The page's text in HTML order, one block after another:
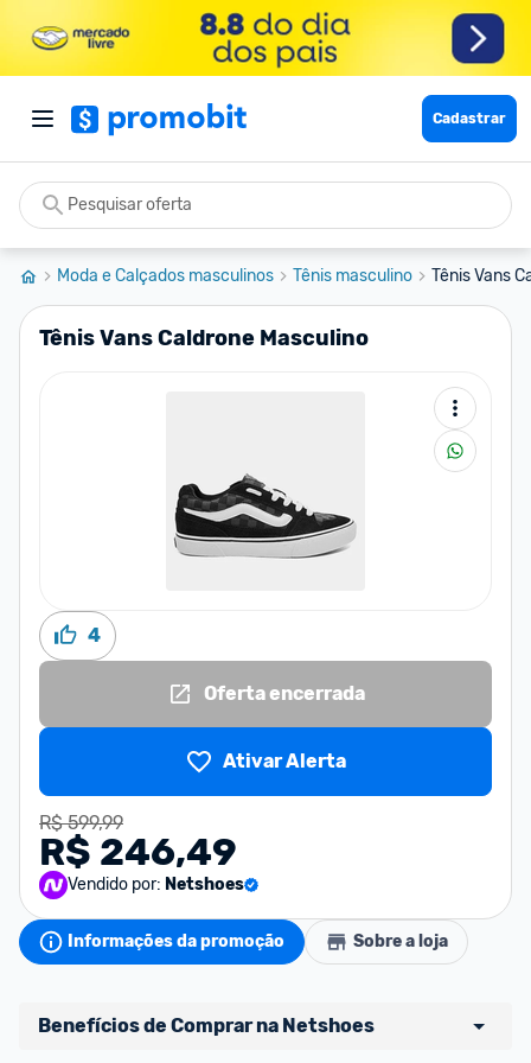
Cadastrar
Moda e Calçados masculinos Tênis masculino Tênis Vans
Tênis Vans Caldrone Masculino
4
Oferta encerrada
Ativar Alerta
R$ 599,99
R$ 246,49
Vendido por: Netshoes
Informações da promoção Sobre a loja
Benefícios de Comprar na Netshoes